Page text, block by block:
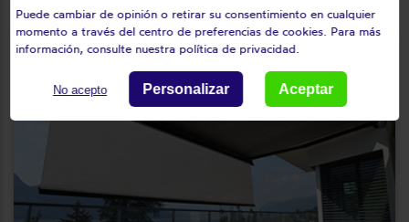
Puede cambiar de opinión o retirar su consentimiento en cualquier
momento a través del centro de preferencias de cookies. Para más
información, consulte nuestra política de privacidad.
No acepto Personalizar Aceptar